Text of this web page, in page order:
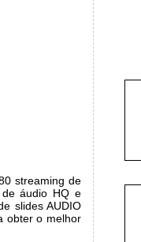
streaming de
áudio HQ e
slides AUDIO
obter o melhor